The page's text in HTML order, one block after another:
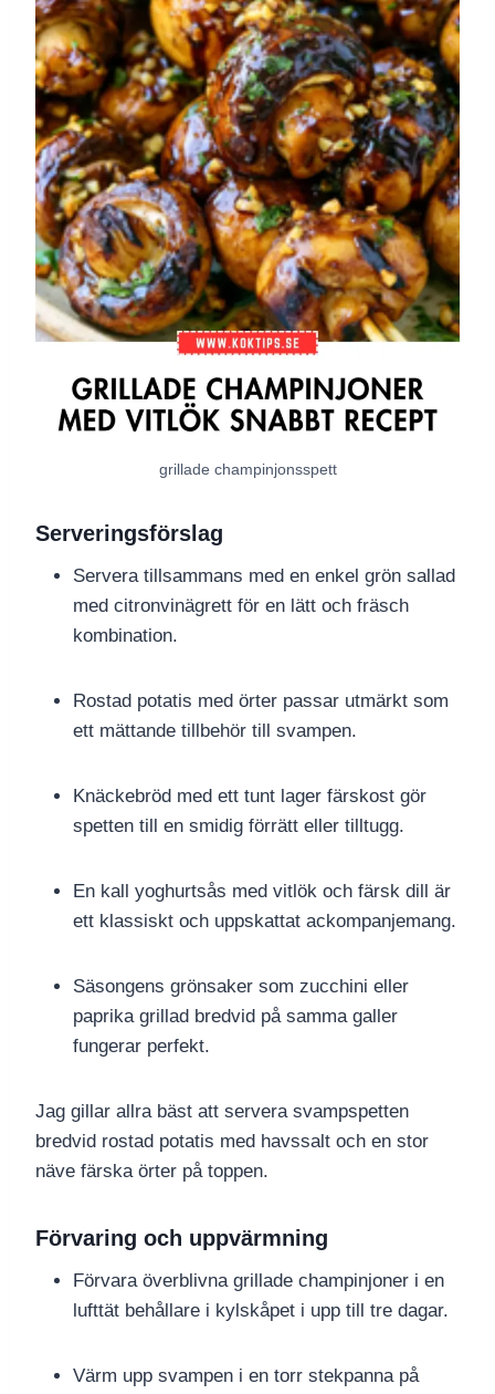
grillade champinjonsspett
Serveringsförslag
Servera tillsammans med en enkel grön sallad
med citronvinägrett för en lätt och fräsch
kombination.
Rostad potatis med örter passar utmärkt som
ett mättande tillbehör till svampen.
Knäckebröd med ett tunt lager färskost gör
spetten till en smidig förrätt eller tilltugg.
En kall yoghurtsås med vitlök och färsk dill är
ett klassiskt och uppskattat ackompanjemang.
Säsongens grönsaker som zucchini eller
paprika grillad bredvid på samma galler
fungerar perfekt.
Jag gillar allra bäst att servera svampspetten
bredvid rostad potatis med havssalt och en stor
näve färska örter på toppen.
Förvaring och uppvärmning
Förvara överblivna grillade champinjoner i en
lufttät behållare i kylskåpet i upp till tre dagar.
Värm upp svampen i en torr stekpanna på